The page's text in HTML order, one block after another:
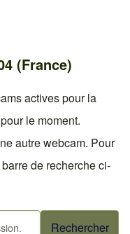
(France)
actives pour la
le moment.
autre webcam. Pour
de recherche ci-